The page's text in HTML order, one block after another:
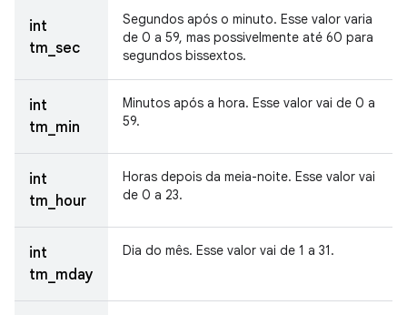
int
tm_sec
Segundos após o minuto. Esse valor varia
de 0 a 59, mas possivelmente até 60 para
segundos bissextos.
int
tm_min
Minutos após a hora. Esse valor vai de 0 a
59.
int
tm_hour
Horas depois da meia-noite. Esse valor vai
de 0 a 23.
int
tm_mday
Dia do mês. Esse valor vai de 1 a 31.